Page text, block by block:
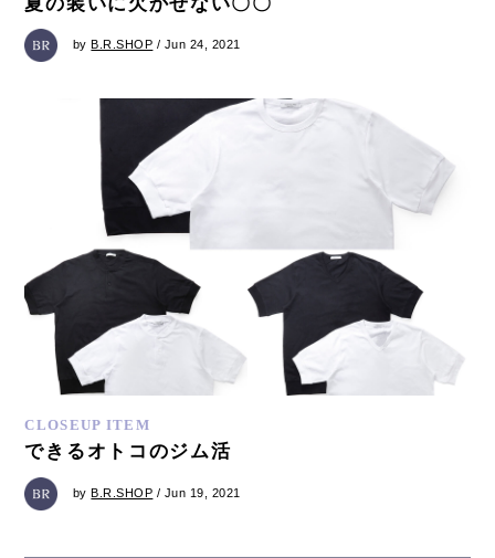
by B.R.SHOP / Jun 24, 2021
CLOSEUP ITEM
できるオトコのジム活
byB.R.SHOP / Jun 19, 2021